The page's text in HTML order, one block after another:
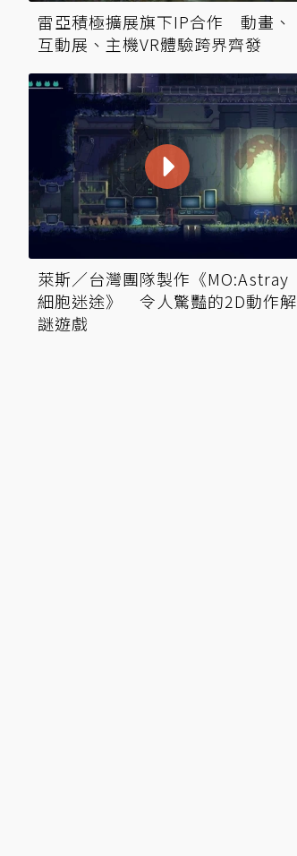
雷亞積極擴展旗下IP合作 動畫、
互動展、主機VR體驗跨界齊發
萊斯／台灣團隊製作《MO:Astray
細胞迷途》 令人驚豔的2D動作解
謎遊戲